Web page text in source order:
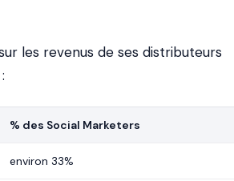
les revenus de ses distributeurs
% des Social Marketers
environ 33%